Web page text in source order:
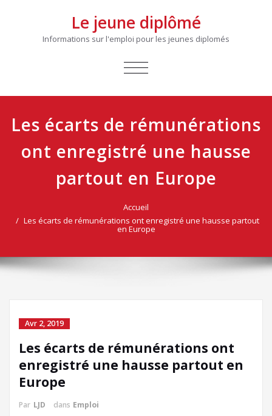
Le jeune diplômé
Informations sur l'emploi pour les jeunes diplomés
AFFICHER/MASQUER
Les écarts de rémunérations
ont enregistré une hausse
partout en Europe
Accueil
Les écarts de rémunérations ont enregistré une hausse partout
en Europe
Avr 2, 2019
Les écarts de rémunérations ont
enregistré une hausse partout en
Europe
Par LJD dans Emploi